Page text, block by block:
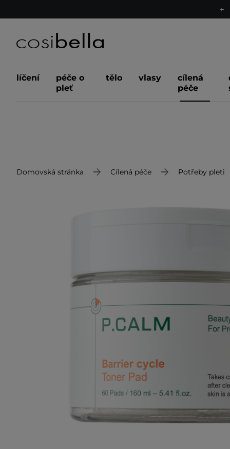
líčení
péče o
pleť
tělo vlasy
cílená
péče
Domovská stránka Cílená péče Potřeby pleti